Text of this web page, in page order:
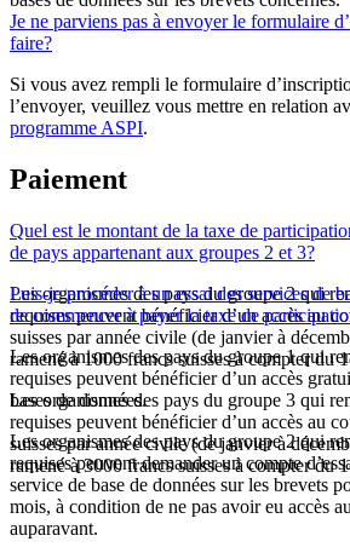
Je ne parviens pas à envoyer le formulaire
faire?
Si vous avez rempli le formulaire
l’envoyer, veuillez vous mettre en relation
programme ASPI.
Paiement
Quel est le montant de la taxe de
de pays appartenant aux groupes 2 et 3?
Les organismes des pays du groupe 2 qui
requises peuvent bénéficier d’un accès au
suisses par année civile (de janvier à
ramené à 1000 francs suisses à compter du
Les organismes des pays du groupe 3 qui
requises peuvent bénéficier d’un accès au
suisses par année civile (de janvier à
ramené à 3000 francs suisses à compter du
Puis-je procéder à un essai des services de
de commencer à payer la taxe de
Les organismes des pays du groupe 1 qui
requises peuvent bénéficier d’un accès
bases de données.
Les organismes des pays du groupe 2 qui
requises peuvent demander un compte
service de base de données sur les brevets
mois, à condition de ne pas avoir eu accès
auparavant.